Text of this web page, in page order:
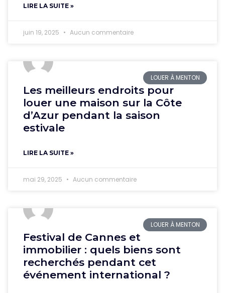
LIRE LA SUITE »
juin 19, 2025 Aucun commentaire
LOUER À MENTON
Les meilleurs endroits pour
louer une maison sur la Côte
d’Azur pendant la saison
estivale
LIRE LA SUITE »
mai 29, 2025 Aucun commentaire
LOUER À MENTON
Festival de Cannes et
immobilier : quels biens sont
recherchés pendant cet
événement international ?